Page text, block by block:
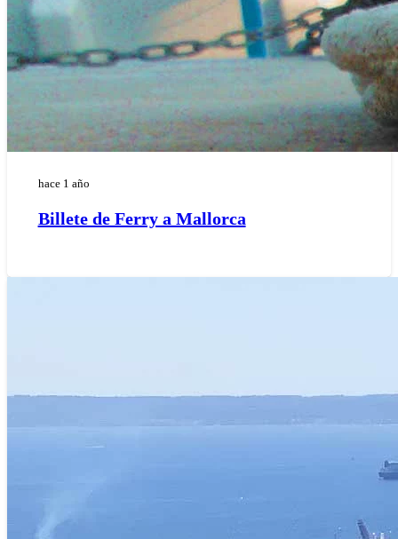
hace 1 año
Billete de Ferry a Mallorca